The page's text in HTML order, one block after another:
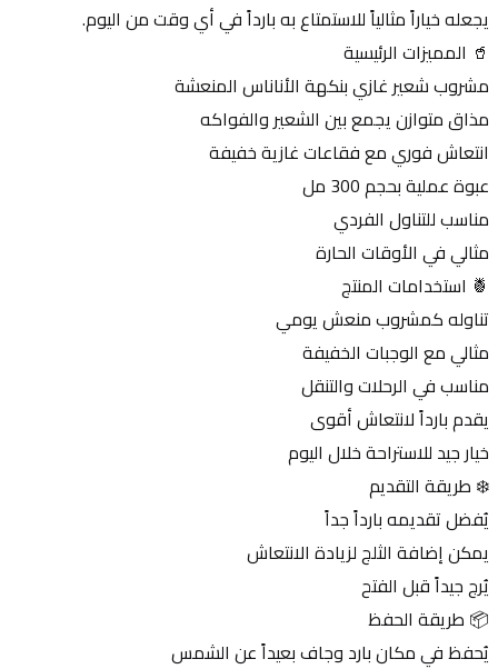
يجعله خياراً مثالياً للاستمتاع به بارداً في أي وقت من اليوم.
🥤 المميزات الرئيسية
مشروب شعير غازي بنكهة الأناناس المنعشة
مذاق متوازن يجمع بين الشعير والفواكه
انتعاش فوري مع فقاعات غازية خفيفة
عبوة عملية بحجم 300 مل
مناسب للتناول الفردي
مثالي في الأوقات الحارة
🍍 استخدامات المنتج
تناوله كمشروب منعش يومي
مثالي مع الوجبات الخفيفة
مناسب في الرحلات والتنقل
يقدم بارداً لانتعاش أقوى
خيار جيد للاستراحة خلال اليوم
❄️ طريقة التقديم
يُفضل تقديمه بارداً جداً
يمكن إضافة الثلج لزيادة الانتعاش
يُرج جيداً قبل الفتح
📦 طريقة الحفظ
يُحفظ في مكان بارد وجاف بعيداً عن الشمس